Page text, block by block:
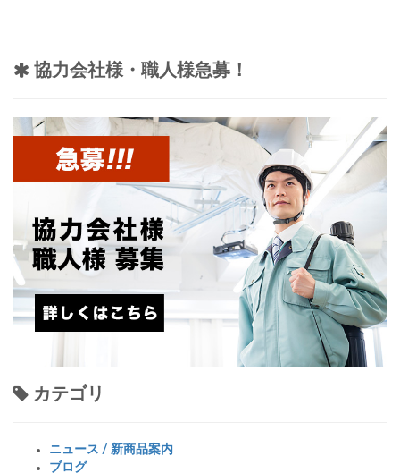
協力会社様・職人様急募！
カテゴリ
ニュース / 新商品案内
ブログ